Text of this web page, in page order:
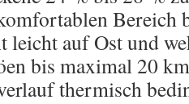
Bereich
leicht auf Ost und
bis maximal 20
thermisch